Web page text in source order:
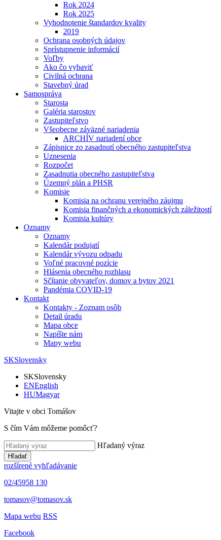
Rok 2024
Rok 2025
Vyhodnotenie štandardov kvality
2019
Ochrana osobných údajov
Sprístupnenie informácií
Voľby
Ako čo vybaviť
Civilná ochrana
Stavebný úrad
Samospráva
Starosta
Galéria starostov
Zastupiteľstvo
Všeobecne záväzné nariadenia
ARCHÍV nariadení obce
Zápisnice zo zasadnutí obecného zastupiteľstva
Uznesenia
Rozpočet
Zasadnutia obecného zastupiteľstva
Územný plán a PHSR
Komisie
Komisia na ochranu verejného záujmu
Komisia finančných a ekonomických záležitostí
Komisia kultúry
Oznamy
Oznamy
Kalendár podujatí
Kalendár vývozu odpadu
Voľné pracovné pozície
Hlásenia obecného rozhlasu
Sčítanie obyvateľov, domov a bytov 2021
Pandémia COVID-19
Kontakt
Kontakty - Zoznam osôb
Detail úradu
Mapa obce
Napíšte nám
Mapy webu
SKSlovensky
SKSlovensky
ENEnglish
HUMagyar
Vitajte v obci Tomášov
S čím Vám môžeme pomôcť?
Hľadaný výraz
Hľadať
rozšírené vyhľadávanie
02/45958 130
tomasov@tomasov.sk
Mapa webu RSS
Facebook